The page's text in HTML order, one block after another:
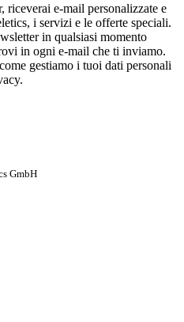
riceverai e-mail personalizzate e
i servizi e le offerte speciali.
in qualsiasi momento
in ogni e-mail che ti inviamo.
gestiamo i tuoi dati personali
GmbH